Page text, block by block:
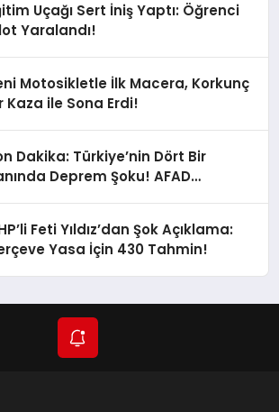
Uçağı Sert İniş Yaptı: Öğrenci
Yaralandı!
Motosikletle İlk Macera, Korkunç
Kaza ile Sona Erdi!
Dakika: Türkiye’nin Dört Bir
Deprem Şoku! AFAD
Feti Yıldız’dan Şok Açıklama:
Yasa İçin 430 Tahmin!